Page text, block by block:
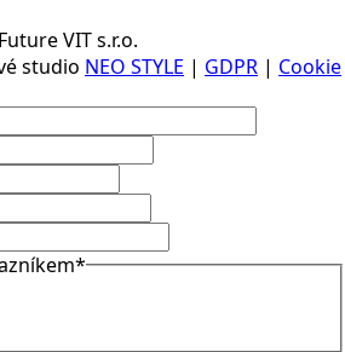
VIT s.r.o.
studio NEO STYLE | GDPR | Cookie
*